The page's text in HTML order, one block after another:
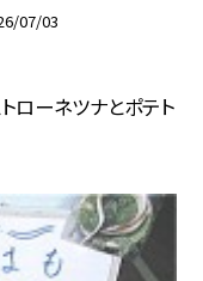
07/03
ローネツナとポテト